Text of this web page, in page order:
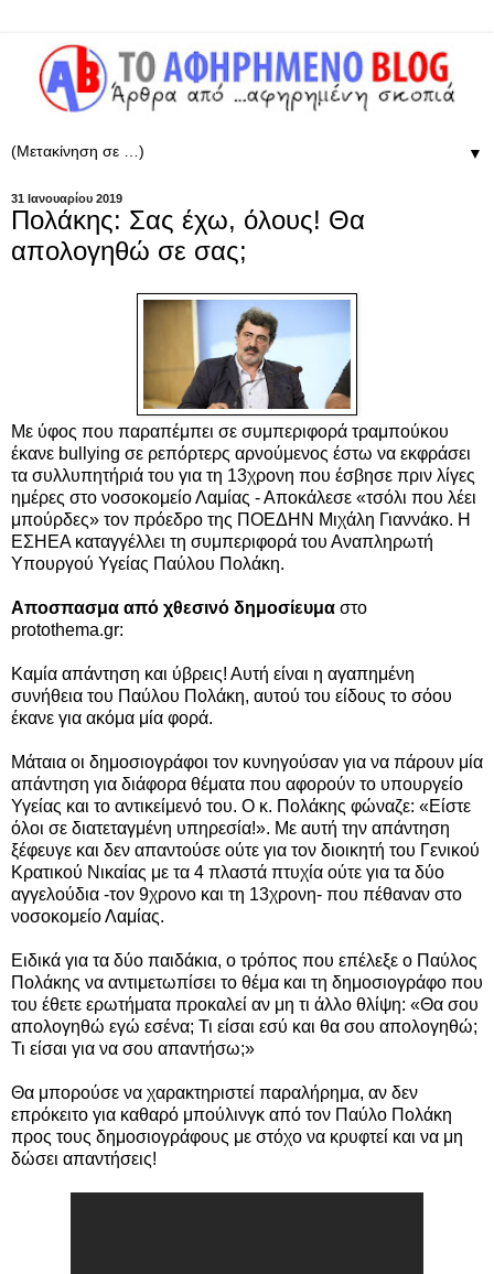
▼
31 Ιανουαρίου 2019
Πολάκης: Σας έχω, όλους! Θα
απολογηθώ σε σας;
Με ύφος που παραπέμπει σε συμπεριφορά τραμπούκου
έκανε bullying σε ρεπόρτερς αρνούμενος έστω να εκφράσει
τα συλλυπητήριά του για τη 13χρονη που έσβησε πριν λίγες
ημέρες στο νοσοκομείο Λαμίας - Αποκάλεσε «τσόλι που λέει
μπούρδες» τον πρόεδρο της ΠΟΕΔΗΝ Μιχάλη Γιαννάκο. Η
ΕΣΗΕΑ καταγγέλλει τη συμπεριφορά του Αναπληρωτή
Υπουργού Υγείας Παύλου Πολάκη.
Αποσπασμα από χθεσινό δημοσίευμα στο
protothema.gr:
Καμία απάντηση και ύβρεις! Αυτή είναι η αγαπημένη
συνήθεια του Παύλου Πολάκη, αυτού του είδους το σόου
έκανε για ακόμα μία φορά.
Μάταια οι δημοσιογράφοι τον κυνηγούσαν για να πάρουν μία
απάντηση για διάφορα θέματα που αφορούν το υπουργείο
Υγείας και το αντικείμενό του. Ο κ. Πολάκης φώναζε: «Είστε
όλοι σε διατεταγμένη υπηρεσία!». Με αυτή την απάντηση
ξέφευγε και δεν απαντούσε ούτε για τον διοικητή του Γενικού
Κρατικού Νικαίας με τα 4 πλαστά πτυχία ούτε για τα δύο
αγγελούδια -τον 9χρονο και τη 13χρονη- που πέθαναν στο
νοσοκομείο Λαμίας.
Ειδικά για τα δύο παιδάκια, ο τρόπος που επέλεξε ο Παύλος
Πολάκης να αντιμετωπίσει το θέμα και τη δημοσιογράφο που
του έθετε ερωτήματα προκαλεί αν μη τι άλλο θλίψη: «Θα σου
απολογηθώ εγώ εσένα; Τι είσαι εσύ και θα σου απολογηθώ;
Τι είσαι για να σου απαντήσω;»
Θα μπορούσε να χαρακτηριστεί παραλήρημα, αν δεν
επρόκειτο για καθαρό μπούλινγκ από τον Παύλο Πολάκη
προς τους δημοσιογράφους με στόχο να κρυφτεί και να μη
δώσει απαντήσεις!